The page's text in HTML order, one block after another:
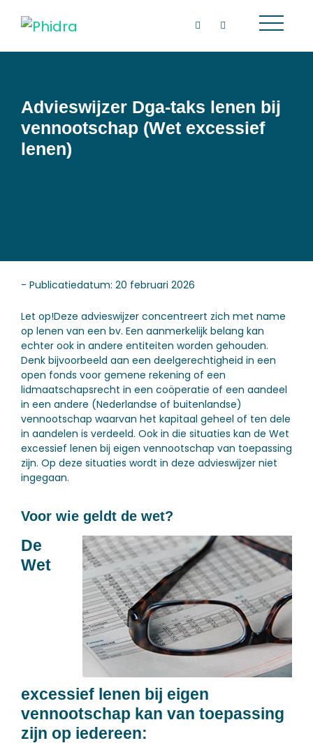
Advieswijzer Dga-taks lenen bij
vennootschap (Wet excessief
lenen)
- Publicatiedatum: 20 februari 2026
Let op!Deze advieswijzer concentreert zich met name
op lenen van een bv. Een aanmerkelijk belang kan
echter ook in andere entiteiten worden gehouden.
Denk bijvoorbeeld aan een deelgerechtigheid in een
open fonds voor gemene rekening of een
lidmaatschapsrecht in een coöperatie of een aandeel
in een andere (Nederlandse of buitenlandse)
vennootschap waarvan het kapitaal geheel of ten dele
in aandelen is verdeeld. Ook in die situaties kan de Wet
excessief lenen bij eigen vennootschap van toepassing
zijn. Op deze situaties wordt in deze advieswijzer niet
ingegaan.
Voor wie geldt de wet?
De
Wet
excessief lenen bij eigen
vennootschap kan van toepassing
zijn op iedereen: